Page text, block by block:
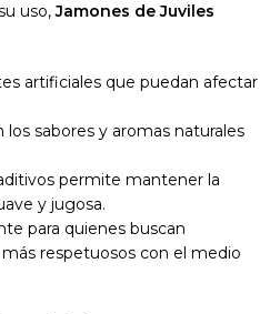
uso,Jamones de Juviles
artificiales que puedan afectar
los sabores y aromas naturales
permite mantener la
y jugosa.
para quienes buscan
respetuosos con el medio